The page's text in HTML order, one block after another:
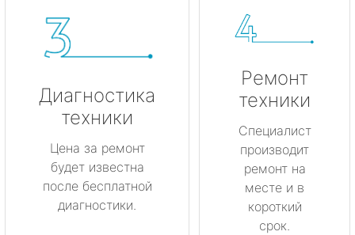
Диагностика
техники
Цена за ремонт
будет известна
после бесплатной
диагностики.
Ремонт
техники
Специалист
производит
ремонт на
месте и в
короткий
срок.